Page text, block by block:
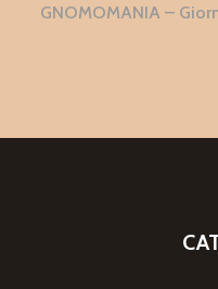
GNOMOMANIA –